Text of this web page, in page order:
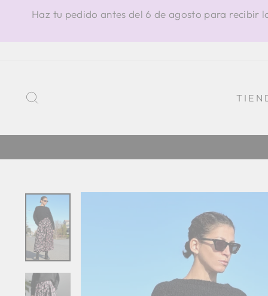
directamente
Haz tu pedido antes del 6 de agosto para recibir